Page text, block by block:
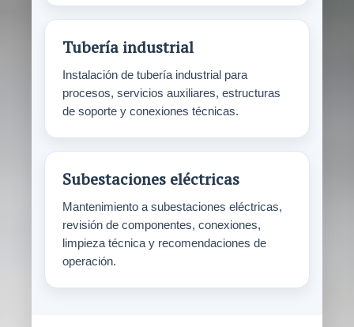
Tubería industrial
Instalación de tubería industrial para
procesos, servicios auxiliares, estructuras
de soporte y conexiones técnicas.
Subestaciones eléctricas
Mantenimiento a subestaciones eléctricas,
revisión de componentes, conexiones,
limpieza técnica y recomendaciones de
operación.